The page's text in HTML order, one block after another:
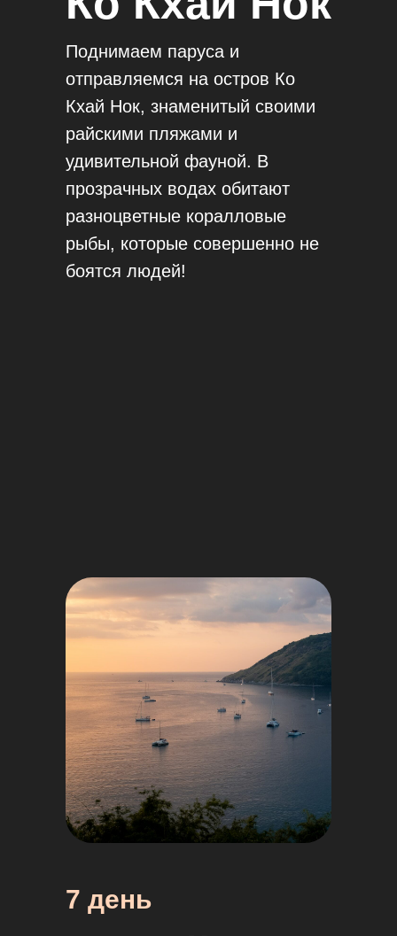
Поднимаем паруса и
отправляемся на остров Ко
Кхай Нок, знаменитый своими
райскими пляжами и
удивительной фауной. В
прозрачных водах обитают
разноцветные коралловые
рыбы, которые совершенно не
боятся людей!
7 день